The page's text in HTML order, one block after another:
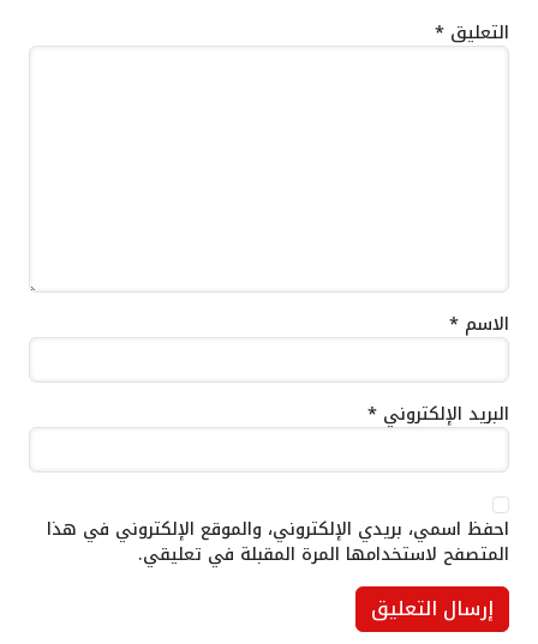
التعليق *
الاسم *
البريد الإلكتروني *
احفظ اسمي، بريدي الإلكتروني، والموقع الإلكتروني في هذا
المتصفح لاستخدامها المرة المقبلة في تعليقي.